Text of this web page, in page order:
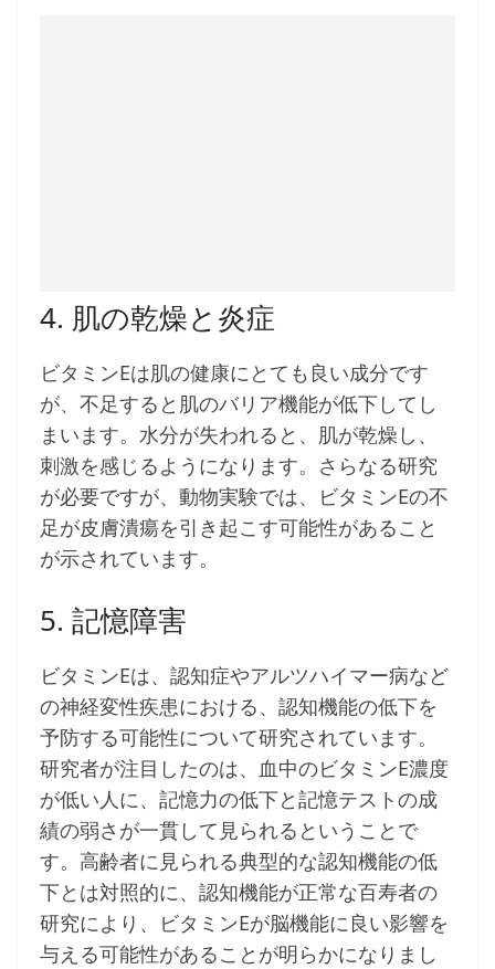
4. 肌の乾燥と炎症
ビタミンEは肌の健康にとても良い成分です
が、不足すると肌のバリア機能が低下してし
まいます。水分が失われると、肌が乾燥し、
刺激を感じるようになります。さらなる研究
が必要ですが、動物実験では、ビタミンEの不
足が皮膚潰瘍を引き起こす可能性があること
が示されています。
5. 記憶障害
ビタミンEは、認知症やアルツハイマー病など
の神経変性疾患における、認知機能の低下を
予防する可能性について研究されています。
研究者が注目したのは、血中のビタミンE濃度
が低い人に、記憶力の低下と記憶テストの成
績の弱さが一貫して見られるということで
す。高齢者に見られる典型的な認知機能の低
下とは対照的に、認知機能が正常な百寿者の
研究により、ビタミンEが脳機能に良い影響を
与える可能性があることが明らかになりまし